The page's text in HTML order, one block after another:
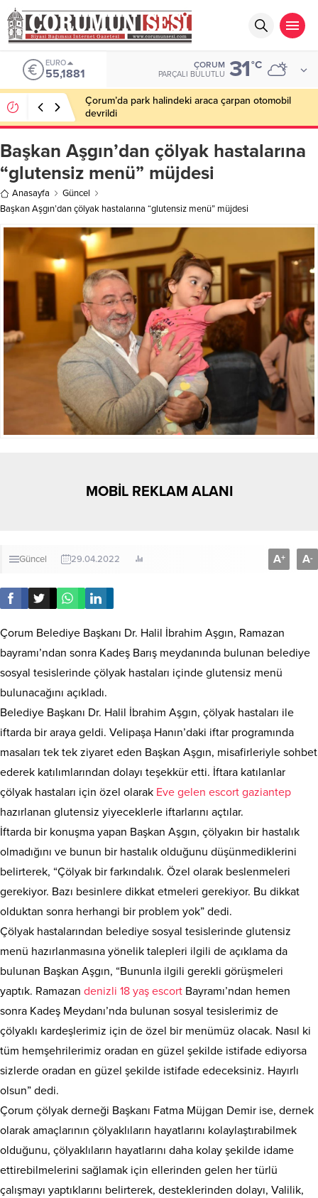
EURO
55,1881
ÇORUM
PARÇALI BULUTLU 31°C
Çorum’da park halindeki araca çarpan otomobil
devrildi
Başkan Aşgın’dan çölyak hastalarına
“glutensiz menü” müjdesi
Anasayfa
Güncel
Başkan Aşgın’dan çölyak hastalarına “glutensiz menü” müjdesi
MOBİL REKLAM ALANI
Güncel 29.04.2022 A+ A-
Çorum Belediye Başkanı Dr. Halil İbrahim Aşgın, Ramazan
bayramı’ndan sonra Kadeş Barış meydanında bulunan belediye
sosyal tesislerinde çölyak hastaları içinde glutensiz menü
bulunacağını açıkladı.
Belediye Başkanı Dr. Halil İbrahim Aşgın, çölyak hastaları ile
iftarda bir araya geldi. Velipaşa Hanın’daki iftar programında
masaları tek tek ziyaret eden Başkan Aşgın, misafirleriyle sohbet
ederek katılımlarından dolayı teşekkür etti. İftara katılanlar
çölyak hastaları için özel olarak Eve gelen escort gaziantep
hazırlanan glutensiz yiyeceklerle iftarlarını açtılar.
İftarda bir konuşma yapan Başkan Aşgın, çölyakın bir hastalık
olmadığını ve bunun bir hastalık olduğunu düşünmediklerini
belirterek, “Çölyak bir farkındalık. Özel olarak beslenmeleri
gerekiyor. Bazı besinlere dikkat etmeleri gerekiyor. Bu dikkat
olduktan sonra herhangi bir problem yok” dedi.
Çölyak hastalarından belediye sosyal tesislerinde glutensiz
menü hazırlanmasına yönelik talepleri ilgili de açıklama da
bulunan Başkan Aşgın, “Bununla ilgili gerekli görüşmeleri
yaptık. Ramazan denizli 18 yaş escort Bayramı’ndan hemen
sonra Kadeş Meydanı’nda bulunan sosyal tesislerimiz de
çölyaklı kardeşlerimiz için de özel bir menümüz olacak. Nasıl ki
tüm hemşehrilerimiz oradan en güzel şekilde istifade ediyorsa
sizlerde oradan en güzel şekilde istifade edeceksiniz. Hayırlı
olsun” dedi.
Çorum çölyak derneği Başkanı Fatma Müjgan Demir ise, dernek
olarak amaçlarının çölyaklıların hayatlarını kolaylaştırabilmek
olduğunu, çölyaklıların hayatlarını daha kolay şekilde idame
ettirebilmelerini sağlamak için ellerinden gelen her türlü
çalışmayı yaptıklarını belirterek, desteklerinden dolayı, Valilik,